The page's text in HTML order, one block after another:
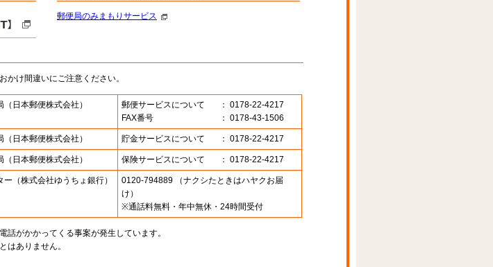
郵便局のみまもりサービス
け間違いにご注意ください。
（日本郵便株式会社） 郵便サービスについて
： 0178-22-4217
FAX番号
： 0178-43-1506
（日本郵便株式会社） 貯金サービスについて ： 0178-22-4217
（日本郵便株式会社） 保険サービスについて ： 0178-22-4217
ー （株式会社ゆうちょ銀行）
0120-794889 （ナクシたときはハヤクお届
け）
※通話料無料・年中無休・24時間受付
話がかかってくる事案が発生しています。
はありません。